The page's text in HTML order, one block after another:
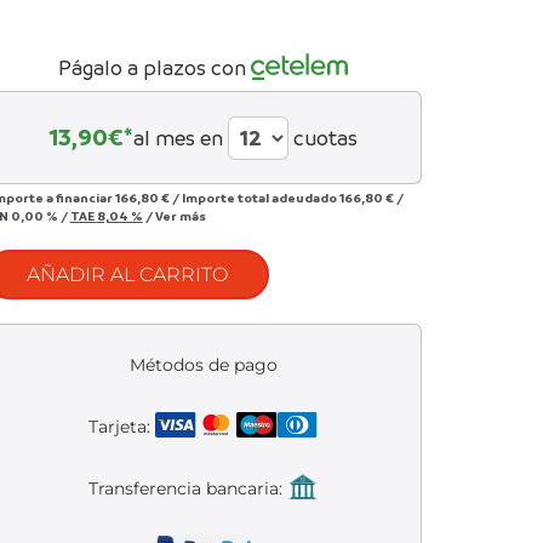
Págalo a plazos con
13,90€*al mes en cuotas
a financiar166,80 € / Importe total adeudado166,80 €/
0,00 % / TAE 8,04 % /Ver más
AÑADIR AL CARRITO
Métodos de pago
Tarjeta:
Transferencia bancaria: